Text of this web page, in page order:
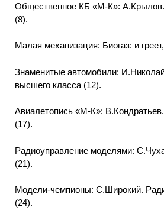
Общественное КБ «М-К»: А.Крылов.
(8).
Малая механизация: Биогаз: и
Знаменитые автомобили:
высшего класса (12).
Авиалетопись «М-К»:
(17).
Радиоуправление моделями:
(21).
Модели-чемпионы: С.Широкий.
(24).